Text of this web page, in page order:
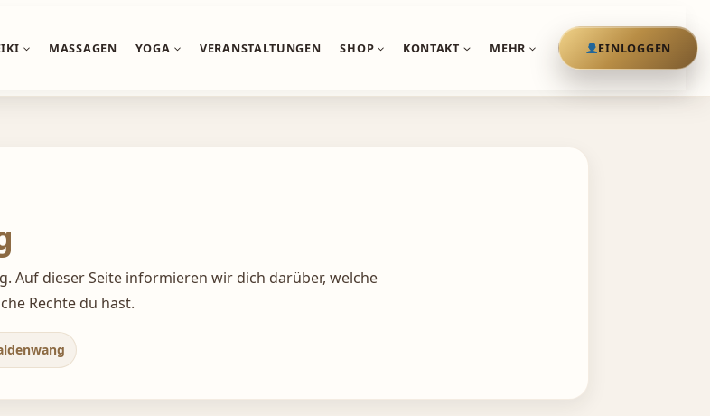
MASSAGEN YOGA VERANSTALTUNGEN SHOP KONTAKT MEHR EINLOGGEN
· Eine neue Kraftzentrum-App ist bereits in Planung
Auf dieser Seite informieren wir dich darüber, welche
Rechte du hast.